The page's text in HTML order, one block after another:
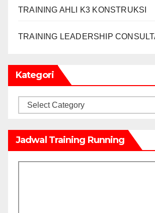
TRAINING AHLI K3 KONSTRUKSI
TRAINING LEADERSHIP
Kategori
Kategori
Jadwal Training Running